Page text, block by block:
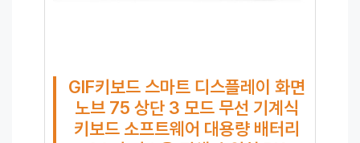
GIF키보드 스마트 디스플레이 화면
노브 75 상단 3 모드 무선 기계식
키보드 소프트웨어 대용량 배터리